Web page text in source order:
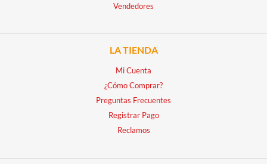
Vendedores
LA TIENDA
Mi Cuenta
¿Cómo Comprar?
Preguntas Frecuentes
Registrar Pago
Reclamos